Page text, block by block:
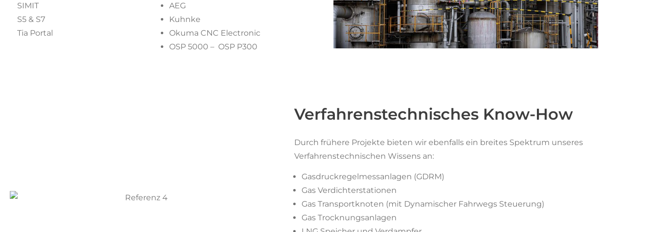
SIMIT
S5 & S7
Tia Portal
AEG
Kuhnke
Okuma CNC Electronic
OSP 5000 – OSP P300
Verfahrenstechnisches Know-How
Durch frühere Projekte bieten wir ebenfalls ein breites Spektrum unseres
Verfahrenstechnischen Wissens an:
Gasdruckregelmessanlagen (GDRM)
Gas Verdichterstationen
Gas Transportknoten (mit Dynamischer Fahrwegs Steuerung)
Gas Trocknungsanlagen